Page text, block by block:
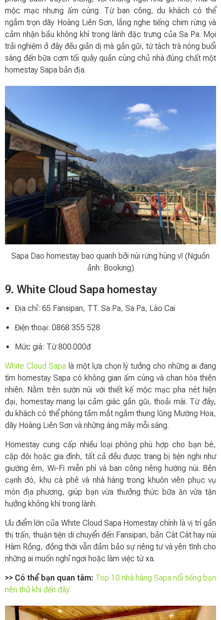
mộc mạc nhưng ấm cúng. Từ ban công, du khách có thể
ngắm trọn dãy Hoàng Liên Sơn, lắng nghe tiếng chim rừng và
cảm nhận bầu không khí trong lành đặc trưng của Sa Pa. Mọi
trải nghiệm ở đây đều giản dị mà gần gũi, từ tách trà nóng buổi
sáng đến bữa cơm tối quây quần cùng chủ nhà đúng chất một
homestay Sapa bản địa.
Sapa Dao homestay bao quanh bởi núi rừng hùng vĩ (Nguồn
ảnh: Booking)
9. White Cloud Sapa homestay
Địa chỉ: 65 Fansipan, TT. Sa Pa, Sa Pa, Lào Cai
Điện thoại: 0868 355 528
Mức giá: Từ 800.000đ
White Cloud Sapa là một lựa chọn lý tưởng cho những ai đang
tìm homestay Sapa có không gian ấm cúng và chan hòa thiên
nhiên. Nằm trên sườn núi với thiết kế mộc mạc pha nét hiện
đại, homestay mang lại cảm giác gần gũi, thoải mái. Từ đây,
du khách có thể phóng tầm mắt ngắm thung lũng Mường Hoa,
dãy Hoàng Liên Sơn và những áng mây mỗi sáng.
Homestay cung cấp nhiều loại phòng phù hợp cho bạn bè,
cặp đôi hoặc gia đình, tất cả đều được trang bị tiện nghi như
giường êm, Wi-Fi miễn phí và ban công riêng hướng núi. Bên
cạnh đó, khu cà phê và nhà hàng trong khuôn viên phục vụ
món địa phương, giúp bạn vừa thưởng thức bữa ăn vừa tận
hưởng không khí trong lành.
Ưu điểm lớn của White Cloud Sapa Homestay chính là vị trí gần
thị trấn, thuận tiện di chuyển đến Fansipan, bản Cát Cát hay núi
Hàm Rồng, đồng thời vẫn đảm bảo sự riêng tư và yên tĩnh cho
những ai muốn nghỉ ngơi hoặc làm việc từ xa.
>> Có thể bạn quan tâm: Top 10 nhà hàng Sapa nổi tiếng bạn
nên thử khi đến đây